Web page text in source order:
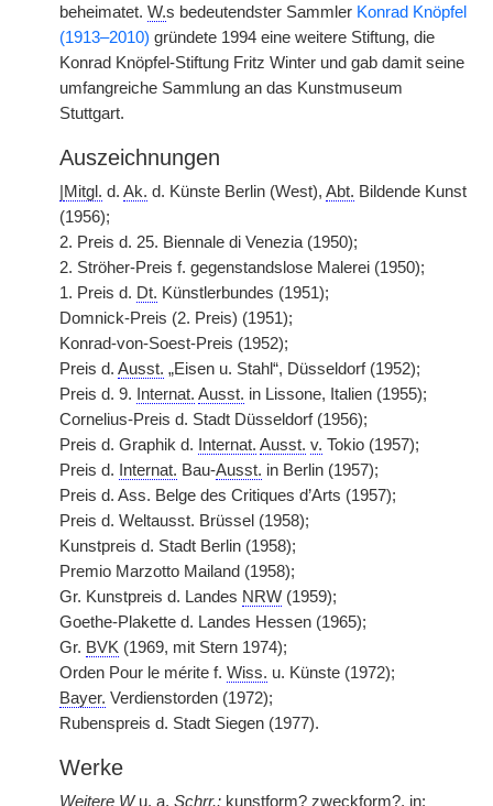
beheimatet. W.s bedeutendster Sammler Konrad Knöpfel
(1913–2010) gründete 1994 eine weitere Stiftung, die
Konrad Knöpfel-Stiftung Fritz Winter und gab damit seine
umfangreiche Sammlung an das Kunstmuseum
Stuttgart.
Auszeichnungen
Mitgl. d. Ak. d. Künste Berlin (West), Abt. Bildende Kunst
(1956);
2. Preis d. 25. Biennale di Venezia (1950);
2. Ströher-Preis f. gegenstandslose Malerei (1950);
1. Preis d. Dt. Künstlerbundes (1951);
Domnick-Preis (2. Preis) (1951);
Konrad-von-Soest-Preis (1952);
Preis d. Ausst. „Eisen u. Stahl“, Düsseldorf (1952);
Preis d. 9.
Internat. Ausst. in Lissone, Italien (1955);
Cornelius-Preis d. Stadt Düsseldorf (1956);
Preis d. Graphik d.
Internat. Ausst. v. Tokio (1957);
Preis d.
Internat. Bau-Ausst. in Berlin (1957);
Preis d. Ass. Belge des Critiques d’Arts (1957);
Preis d. Weltausst. Brüssel (1958);
Kunstpreis d. Stadt Berlin (1958);
Premio Marzotto Mailand (1958);
Gr. Kunstpreis d. Landes NRW (1959);
Goethe-Plakette d. Landes Hessen (1965);
Gr. BVK (1969, mit Stern 1974);
Orden Pour le mérite f. Wiss. u. Künste (1972);
Bayer. Verdienstorden (1972);
Rubenspreis d. Stadt Siegen (1977).
Werke
Weitere W u. a. Schrr.: kunstform? zweckform?, in: